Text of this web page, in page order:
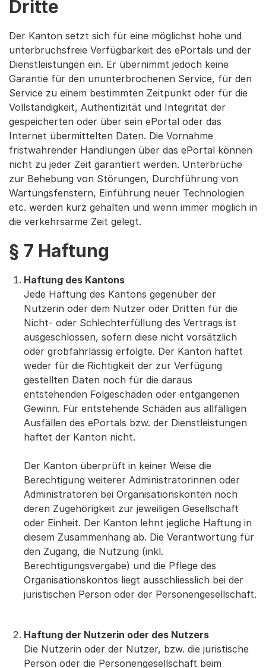
Dritte
Der Kanton setzt sich für eine möglichst hohe und
unterbruchsfreie Verfügbarkeit des ePortals und der
Dienstleistungen ein. Er übernimmt jedoch keine
Garantie für den ununterbrochenen Service, für den
Service zu einem bestimmten Zeitpunkt oder für die
Vollständigkeit, Authentizität und Integrität der
gespeicherten oder über sein ePortal oder das
Internet übermittelten Daten. Die Vornahme
fristwahrender Handlungen über das ePortal können
nicht zu jeder Zeit garantiert werden. Unterbrüche
zur Behebung von Störungen, Durchführung von
Wartungsfenstern, Einführung neuer Technologien
etc. werden kurz gehalten und wenn immer möglich in
die verkehrsarme Zeit gelegt.
§ 7 Haftung
Haftung des Kantons
Jede Haftung des Kantons gegenüber der
Nutzerin oder dem Nutzer oder Dritten für die
Nicht- oder Schlechterfüllung des Vertrags ist
ausgeschlossen, sofern diese nicht vorsätzlich
oder grobfahrlässig erfolgte. Der Kanton haftet
weder für die Richtigkeit der zur Verfügung
gestellten Daten noch für die daraus
entstehenden Folgeschäden oder entgangenen
Gewinn. Für entstehende Schäden aus allfälligen
Ausfällen des ePortals bzw. der Dienstleistungen
haftet der Kanton nicht.
Der Kanton überprüft in keiner Weise die
Berechtigung weiterer Administratorinnen oder
Administratoren bei Organisationskonten noch
deren Zugehörigkeit zur jeweiligen Gesellschaft
oder Einheit. Der Kanton lehnt jegliche Haftung in
diesem Zusammenhang ab. Die Verantwortung für
den Zugang, die Nutzung (inkl.
Berechtigungsvergabe) und die Pflege des
Organisationskontos liegt ausschliesslich bei der
juristischen Person oder der Personengesellschaft.
Haftung der Nutzerin oder des Nutzers
Die Nutzerin oder der Nutzer, bzw. die juristische
Person oder die Personengesellschaft beim